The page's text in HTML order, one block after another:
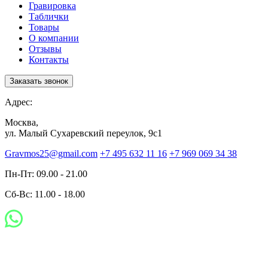
Гравировка
Таблички
Товары
О компании
Отзывы
Контакты
Заказать звонок
Адрес:
Москва,
ул. Малый Сухаревский переулок, 9с1
Gravmos25@gmail.com +7 495 632 11 16 +7 969 069 34 38
Пн-Пт: 09.00 - 21.00
Сб-Вс: 11.00 - 18.00